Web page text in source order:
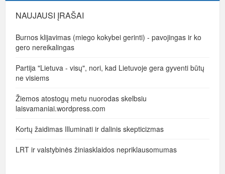
NAUJAUSI ĮRAŠAI
Burnos klijavimas (miego kokybei gerinti) - pavojingas ir ko
gero nereikalingas
Partija "Lietuva - visų", nori, kad Lietuvoje gera gyventi būtų
ne visiems
Žiemos atostogų metu nuorodas skelbsiu
laisvamaniai.wordpress.com
Kortų žaidimas Illuminati ir dalinis skepticizmas
LRT ir valstybinės žiniasklaidos nepriklausomumas